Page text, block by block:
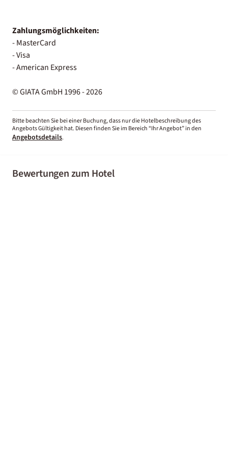
Zahlungsmöglichkeiten:
- MasterCard
- Visa
- American Express
© GIATA GmbH 1996 - 2026
Bitte beachten Sie bei einer Buchung, dass nur die Hotelbeschreibung des
Angebots Gültigkeit hat. Diesen finden Sie im Bereich “Ihr Angebot” in den
Angebotsdetails.
Bewertungen zum Hotel